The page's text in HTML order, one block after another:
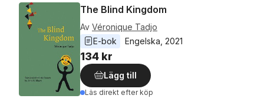
The Blind Kingdom
Av Véronique Tadjo
E-bok
Engelska 2021
134 kr
Lägg till
Läs direkt efter köp